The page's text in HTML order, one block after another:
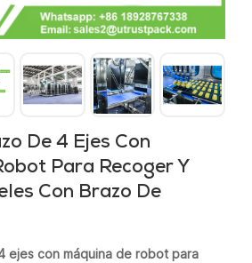
De 4 Ejes Con
Para Recoger Y
Con Brazo De
ejes con máquina de robot para